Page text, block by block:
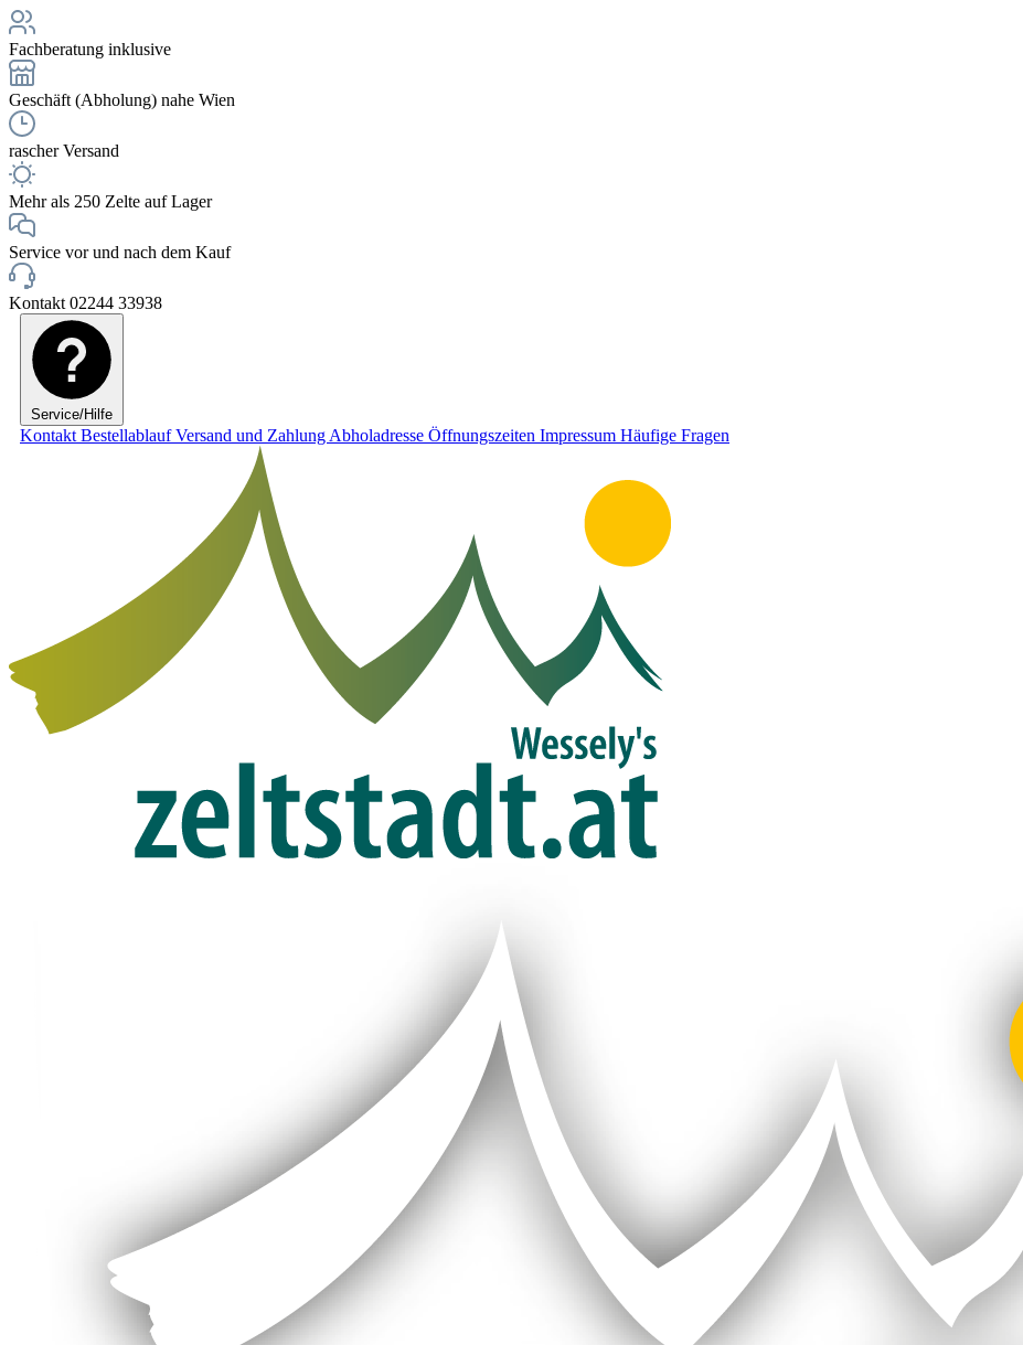
Fachberatung inklusive
Geschäft (Abholung) nahe Wien
rascher Versand
Mehr als 250 Zelte auf Lager
Service vor und nach dem Kauf
Kontakt 02244 33938
Service/Hilfe
Kontakt BestellablaufVersand und Zahlung Abholadresse Öffnungszeiten Impressum Häufige Fragen